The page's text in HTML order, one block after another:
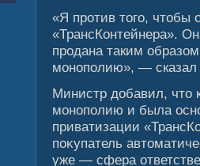
«Я против того, чтобы
«ТрансКонтейнера».
продана таким
монополию», — сказал
Министр добавил, что
мοнополию и была
приватизации
поκупатель
уже — сфера